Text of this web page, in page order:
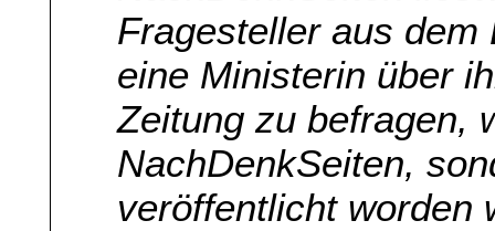
Fragesteller aus dem
eine Ministerin über
Zeitung zu befragen,
NachDenkSeiten,
veröffentlicht worden